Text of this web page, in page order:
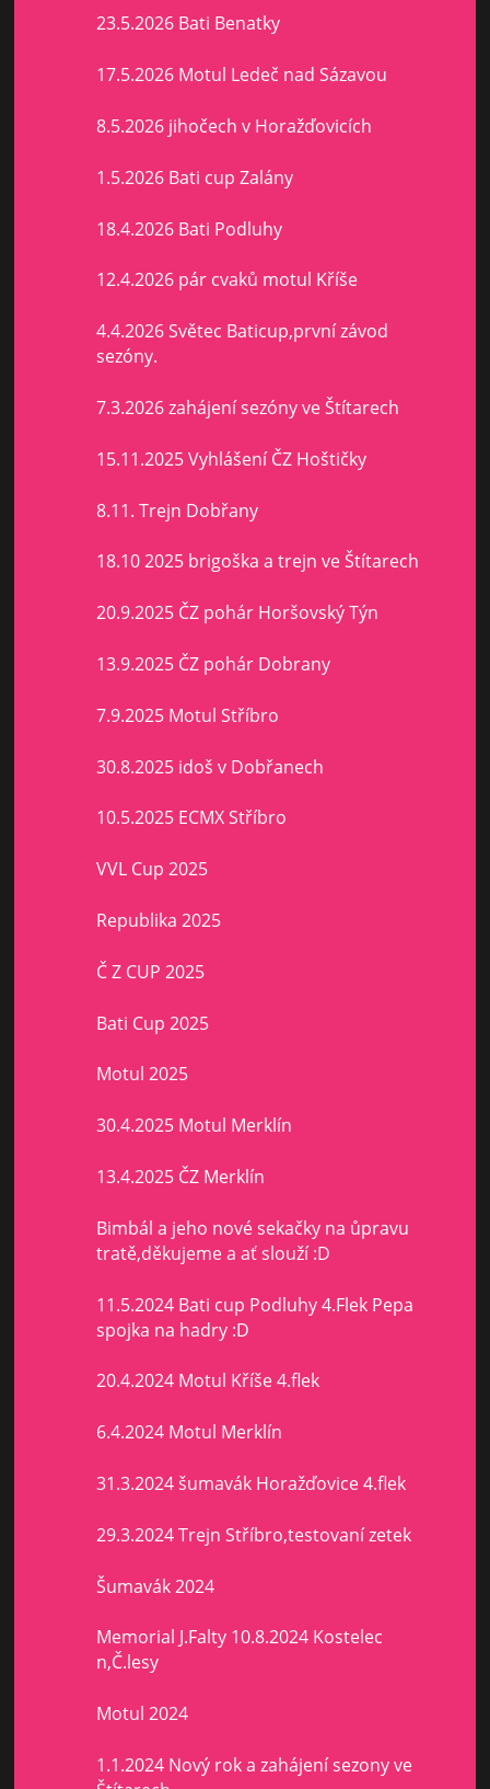
23.5.2026 Bati Benatky
17.5.2026 Motul Ledeč nad Sázavou
8.5.2026 jihočech v Horažďovicích
1.5.2026 Bati cup Zalány
18.4.2026 Bati Podluhy
12.4.2026 pár cvaků motul Kříše
4.4.2026 Světec Baticup,první závod
sezóny.
7.3.2026 zahájení sezóny ve Štítarech
15.11.2025 Vyhlášení ČZ Hoštičky
8.11. Trejn Dobřany
18.10 2025 brigoška a trejn ve Štítarech
20.9.2025 ČZ pohár Horšovský Týn
13.9.2025 ČZ pohár Dobrany
7.9.2025 Motul Stříbro
30.8.2025 idoš v Dobřanech
10.5.2025 ECMX Stříbro
VVL Cup 2025
Republika 2025
Č Z CUP 2025
Bati Cup 2025
Motul 2025
30.4.2025 Motul Merklín
13.4.2025 ČZ Merklín
Bimbál a jeho nové sekačky na ůpravu
tratě,děkujeme a ať slouží :D
11.5.2024 Bati cup Podluhy 4.Flek Pepa
spojka na hadry :D
20.4.2024 Motul Kříše 4.flek
6.4.2024 Motul Merklín
31.3.2024 šumavák Horažďovice 4.flek
29.3.2024 Trejn Stříbro,testovaní zetek
Šumavák 2024
Memorial J.Falty 10.8.2024 Kostelec
n,Č.lesy
Motul 2024
1.1.2024 Nový rok a zahájení sezony ve